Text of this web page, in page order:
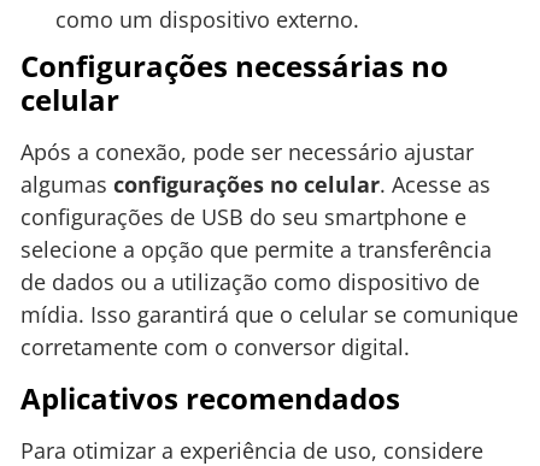
como um dispositivo externo.
Configurações necessárias no
celular
Após a conexão, pode ser necessário ajustar
algumas configurações no celular. Acesse as
configurações de USB do seu smartphone e
selecione a opção que permite a transferência
de dados ou a utilização como dispositivo de
mídia. Isso garantirá que o celular se comunique
corretamente com o conversor digital.
Aplicativos recomendados
Para otimizar a experiência de uso, considere